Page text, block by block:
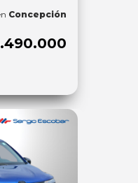
Concepción